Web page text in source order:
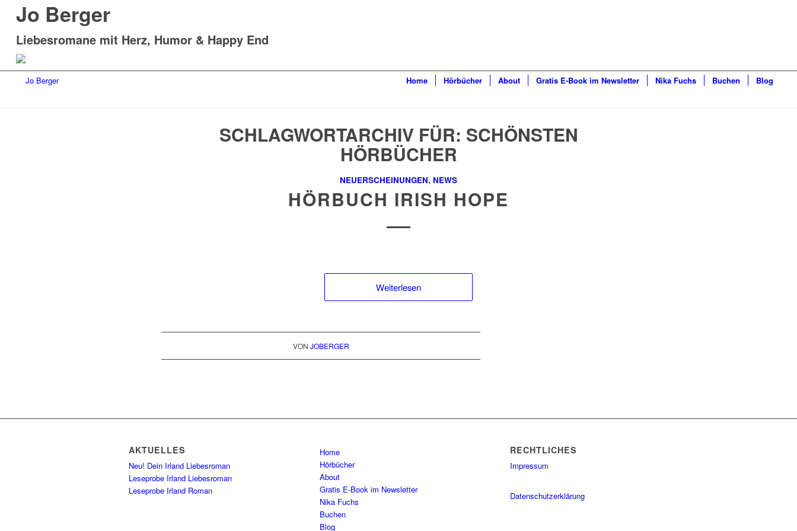
Jo Berger
Liebesromane mit Herz, Humor & Happy End
Home Hörbücher About Gratis E-Book im Newsletter Nika Fuchs Buchen Blog
SCHLAGWORTARCHIV FÜR: SCHÖNSTEN
HÖRBÜCHER
NEUERSCHEINUNGEN, NEWS
HÖRBUCH IRISH HOPE
Weiterlesen
VON JOBERGER
AKTUELLES
Neu! Dein Irland Liebesroman
Leseprobe Irland Liebesroman
Leseprobe Irland Roman
Home
Hörbücher
About
Gratis E-Book im Newsletter
Nika Fuchs
Buchen
Blog
RECHTLICHES
Impressum
Datenschutzerklärung